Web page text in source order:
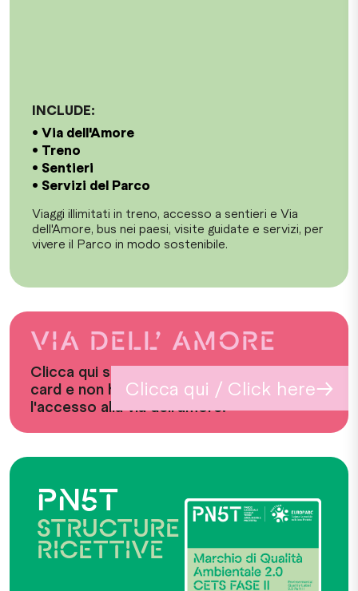
INCLUDE:
Viaggi illimitati in treno, accesso a sentieri e Via
dell'Amore, bus nei paesi, visite guidate e servizi, per
vivere il Parco in modo sostenibile.
VIA DELL’ AMORE
Clicca qui se hai già acquistato una
card e non hai ancora prenotato
l'accesso alla via dell'amore.
Clicca qui / Click here→
PN5T
STRUCTURE
RICETTIVE